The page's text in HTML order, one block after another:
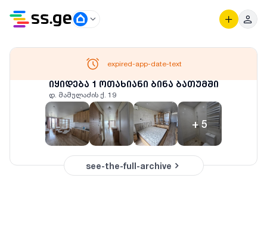
იყიდება 1 ოთახიანი ბინა ბათუმში
დ. მამულაძის ქ. 19
+5
expired-app-date-text
see-the-full-archive